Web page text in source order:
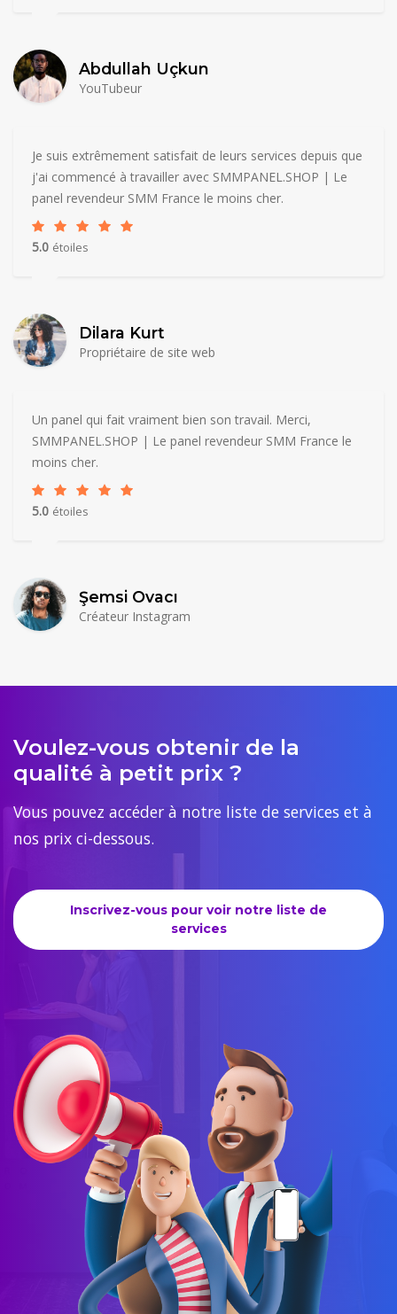
Abdullah Uçkun
YouTubeur
Je suis extrêmement satisfait de leurs services depuis que
j'ai commencé à travailler avec SMMPANEL.SHOP | Le
panel revendeur SMM France le moins cher.
5.0 étoiles
Dilara Kurt
Propriétaire de site web
Un panel qui fait vraiment bien son travail. Merci,
SMMPANEL.SHOP | Le panel revendeur SMM France le
moins cher.
5.0 étoiles
Şemsi Ovacı
Créateur Instagram
Voulez-vous obtenir de la
qualité à petit prix ?
Vous pouvez accéder à notre liste de services et à
nos prix ci-dessous.
Inscrivez-vous pour voir notre liste de
services